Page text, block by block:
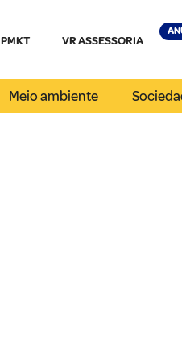
PMKT VR ASSESSORIA
Meio ambiente